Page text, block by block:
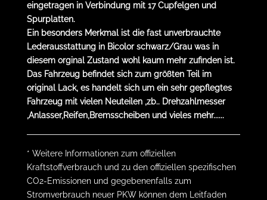
eingetragen in Verbindung mit 17 Cupfelgen und
Spurplatten.
Ein besonders Merkmal ist die fast unverbrauchte
Lederausstattung in Bicolor schwarz/Grau was in
diesem orginal Zustand wohl kaum mehr zufinden ist.
Das Fahrzeug befindet sich zum größten Teil im
original Lack, es handelt sich um ein sehr gepflegtes
Fahrzeug mit vielen Neuteilen ,zb.. Drehzahlmesser
,Anlasser,Reifen,Bremsscheiben und vieles mehr......
* Weitere Informationen zum offiziellen
Kraftstoffverbrauch und zu den offiziellen spezifischen
CO2-Emissionen und gegebenenfalls zum
Stromverbrauch neuer PKW können dem Leitfaden